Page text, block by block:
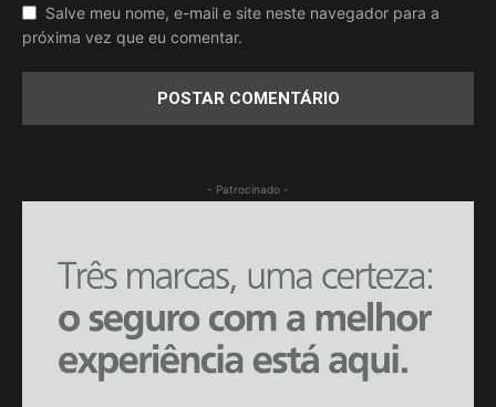
Salve meu nome, e-mail e site neste navegador para a
próxima vez que eu comentar.
- Patrocinado -